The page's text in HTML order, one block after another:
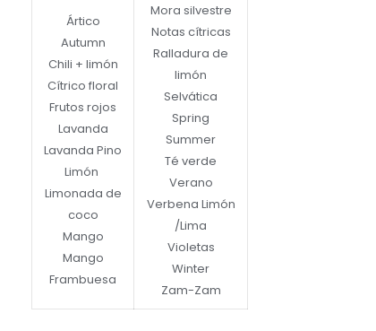
Ártico
Autumn
Chili + limón
Cítrico floral
Frutos rojos
Lavanda
Lavanda Pino
Limón
Limonada de
coco
Mango
Mango
Frambuesa
Mora silvestre
Notas cítricas
Ralladura de
limón
Selvática
Spring
Summer
Té verde
Verano
Verbena Limón
/Lima
Violetas
Winter
Zam-Zam